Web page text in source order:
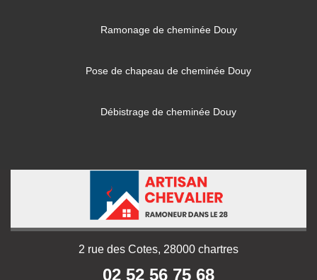
Ramonage de cheminée Douy
Pose de chapeau de cheminée Douy
Débistrage de cheminée Douy
2 rue des Cotes, 28000 chartres
02 52 56 75 68